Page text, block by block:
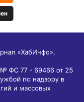
«ХабИнфо»,
ФС 77 - 69466 от 25
по надзору в
и массовых